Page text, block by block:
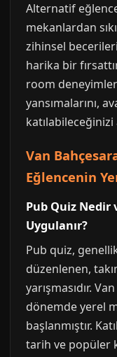
Alternatif
mekanlardan
zihinsel
harika bir
room
yansımalarını,
katılabileceğinizi
Van
Eğlencenin
Pub Quiz Nedir
Uygulanır?
Pub quiz,
düzenlenen,
yarışmasıdır.
dönemde yerel
başlanmıştır.
tarih ve popüler